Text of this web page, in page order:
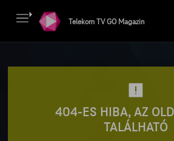
Telekom TV GO Magazin
404-ES HIBA, AZ
TALÁLHATÓ